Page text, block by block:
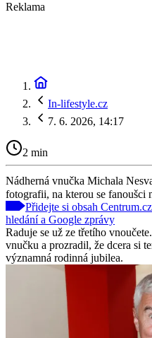
Reklama
In-lifestyle.cz
7. 6. 2026, 14:17
2 min
Nádherná vnučka Michala
fotografii, na kterou se fanoušci
Přidejte si obsah
hledání a Google zprávy
Raduje se už ze třetího
vnučku a prozradil, že dcera si
významná rodinná jubilea.